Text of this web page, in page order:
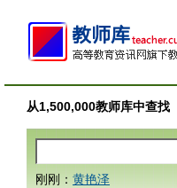
从1,500,000教师库中查找
刚刚： 黄艳泽